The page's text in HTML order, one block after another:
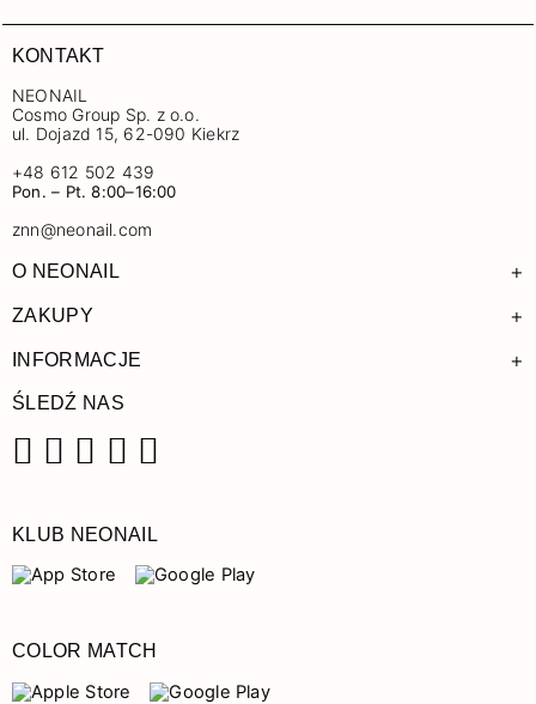
KONTAKT
NEONAIL
Cosmo Group Sp. z o.o.
ul. Dojazd 15, 62-090 Kiekrz
+48 612 502 439
Pon. – Pt. 8:00–16:00
znn@neonail.com
O NEONAIL +
ZAKUPY +
INFORMACJE +
ŚLEDŹ NAS
KLUB NEONAIL
COLOR MATCH